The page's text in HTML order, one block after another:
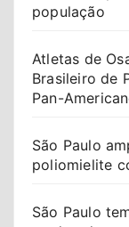
população
Atletas de
Brasileiro de
Pan-
São Paulo
poliomielite
São Paulo